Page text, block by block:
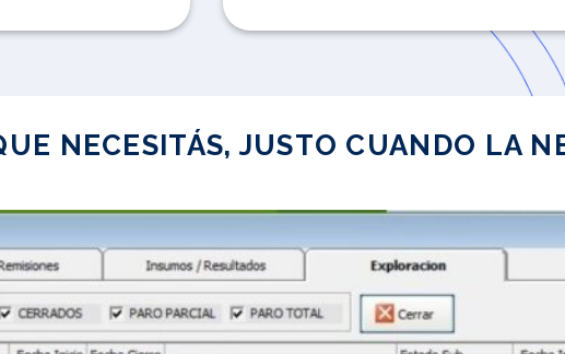
NECESITÁS, JUSTO CUANDO LA